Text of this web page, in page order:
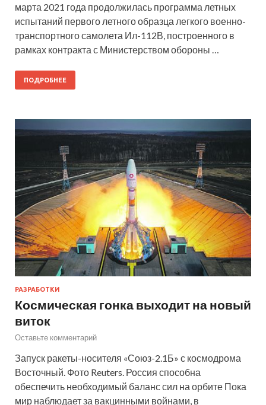
марта 2021 года продолжилась программа летных
испытаний первого летного образца легкого военно-
транспортного самолета Ил-112В, построенного в
рамках контракта с Министерством обороны …
ПОДРОБНЕЕ
РАЗРАБОТКИ
Космическая гонка выходит на новый
виток
Оставьте комментарий
Запуск ракеты-носителя «Союз-2.1Б» с космодрома
Восточный. Фото Reuters. Россия способна
обеспечить необходимый баланс сил на орбите Пока
мир наблюдает за вакцинными войнами, в